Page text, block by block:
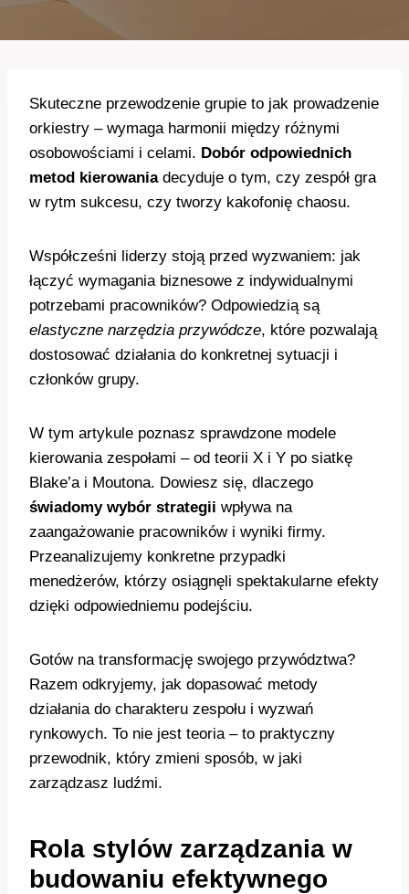
Skuteczne przewodzenie grupie to jak prowadzenie
orkiestry – wymaga harmonii między różnymi
osobowościami i celami. Dobór odpowiednich
metod kierowaniadecyduje o tym, czy zespół gra
w rytm sukcesu, czy tworzy kakofonię chaosu.
Współcześni liderzy stoją przed wyzwaniem: jak
łączyć wymagania biznesowe z indywidualnymi
potrzebami pracowników? Odpowiedzią są
elastyczne narzędzia przywódcze, które pozwalają
dostosować działania do konkretnej sytuacji i
członków grupy.
W tym artykule poznasz sprawdzone modele
kierowania zespołami – od teorii X i Y po siatkę
Blake’a i Moutona. Dowiesz się, dlaczego
świadomy wybór strategii wpływa na
zaangażowanie pracowników i wyniki firmy.
Przeanalizujemy konkretne przypadki
menedżerów, którzy osiągnęli spektakularne efekty
dzięki odpowiedniemu podejściu.
Gotów na transformację swojego przywództwa?
Razem odkryjemy, jak dopasować metody
działania do charakteru zespołu i wyzwań
rynkowych. To nie jest teoria – to praktyczny
przewodnik, który zmieni sposób, w jaki
zarządzasz ludźmi.
Rola stylów zarządzania w
budowaniu efektywnego